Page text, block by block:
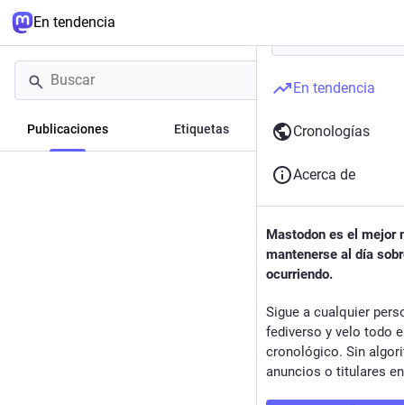
En tendencia
Publicaciones Etiquetas Noticias
En tendencia
Cronologías
Acerca de
Mastodon es el mejor
mantenerse al día
ocurriendo.
Sigue a cualquier
fediverso y velo todo
cronológico. Sin
anuncios o titulares